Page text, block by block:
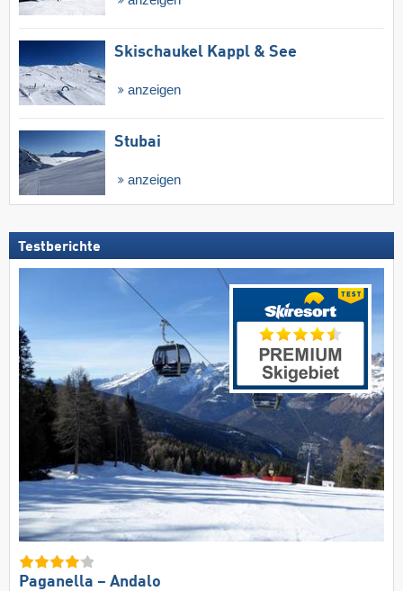
Skischaukel Kappl & See
anzeigen
Stubai
anzeigen
Testberichte
Paganella – Andalo